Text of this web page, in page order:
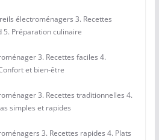
électroménagers 3. Recettes
Préparation culinaire
3. Recettes faciles 4.
et bien-être
3. Recettes traditionnelles 4.
simples et rapides
3. Recettes rapides 4. Plats